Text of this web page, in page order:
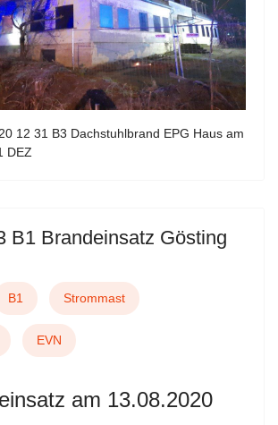
12 31 B3 Dachstuhlbrand EPG Haus am
DEZ
B1 Brandeinsatz Gösting
B1 Strommast
EVN
am 13.08.2020